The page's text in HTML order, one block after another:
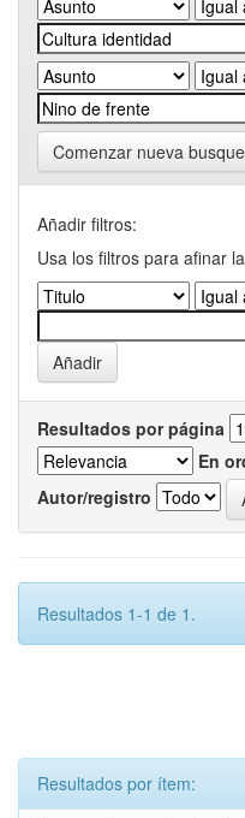
Comenzar nueva
Añadir filtros:
Usa los filtros para afinar
Resultados por página
En
Autor/registro
Resultados 1-1 de 1.
Resultados por ítem: